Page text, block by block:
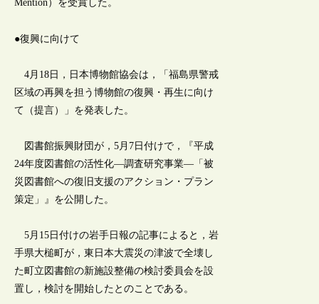
Mention）を受賞した。
●復興に向けて
4月18日，日本博物館協会は，「福島県警戒
区域の再興を担う博物館の復興・再生に向け
て（提言）」を発表した。
図書館振興財団が，5月7日付けで，『平成
24年度図書館の活性化―調査研究事業―「被
災図書館への復旧支援のアクション・プラン
策定」』を公開した。
5月15日付けの岩手日報の記事によると，岩
手県大槌町が，東日本大震災の津波で全壊し
た町立図書館の新施設整備の検討委員会を設
置し，検討を開始したとのことである。